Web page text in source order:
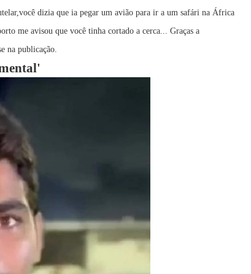
dizia que ia pegar um avião para ir a um safári na África
me avisou que você tinha cortado a cerca... Graças a
na publicação.